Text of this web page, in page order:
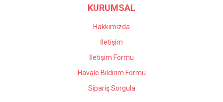
KURUMSAL
Hakkımızda
İletişim
İletişim Formu
Havale Bildirim Formu
Sipariş Sorgula